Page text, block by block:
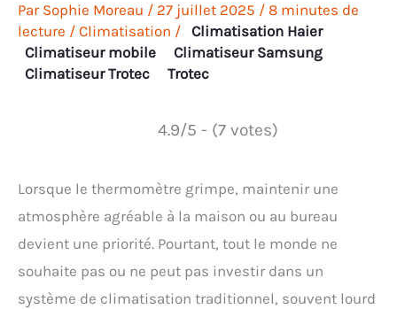
Par Sophie Moreau / 27 juillet 2025 / 8 minutes de
lecture / Climatisation / Climatisation Haier
Climatiseur mobile
Climatiseur Samsung
Climatiseur Trotec
Trotec
4.9/5 - (7 votes)
Lorsque le thermomètre grimpe, maintenir une
atmosphère agréable à la maison ou au bureau
devient une priorité. Pourtant, tout le monde ne
souhaite pas ou ne peut pas investir dans un
système de climatisation traditionnel, souvent lourd